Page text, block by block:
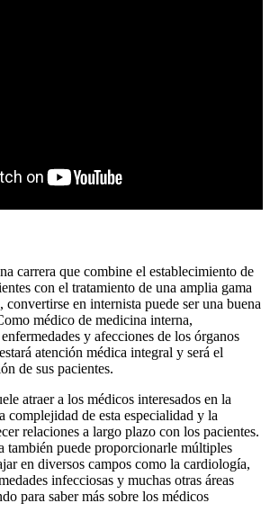
carrera que combine el establecimiento de
con el tratamiento de una amplia gama
convertirse en internista puede ser una buena
médico de medicina interna,
y afecciones de los órganos
atención médica integral y será el
de sus pacientes.
atraer a los médicos interesados en la
complejidad de esta especialidad y la
relaciones a largo plazo con los pacientes.
también puede proporcionarle múltiples
en diversos campos como la cardiología,
infecciosas y muchas otras áreas
para saber más sobre los médicos